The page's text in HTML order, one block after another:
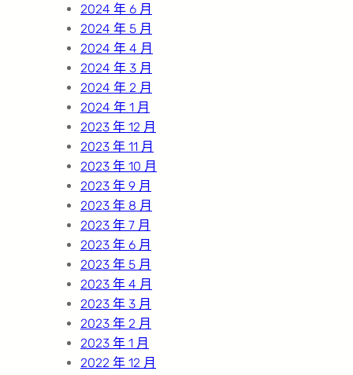
2024 年 6 月
2024 年 5 月
2024 年 4 月
2024 年 3 月
2024 年 2 月
2024 年 1 月
2023 年 12 月
2023 年 11 月
2023 年 10 月
2023 年 9 月
2023 年 8 月
2023 年 7 月
2023 年 6 月
2023 年 5 月
2023 年 4 月
2023 年 3 月
2023 年 2 月
2023 年 1 月
2022 年 12 月